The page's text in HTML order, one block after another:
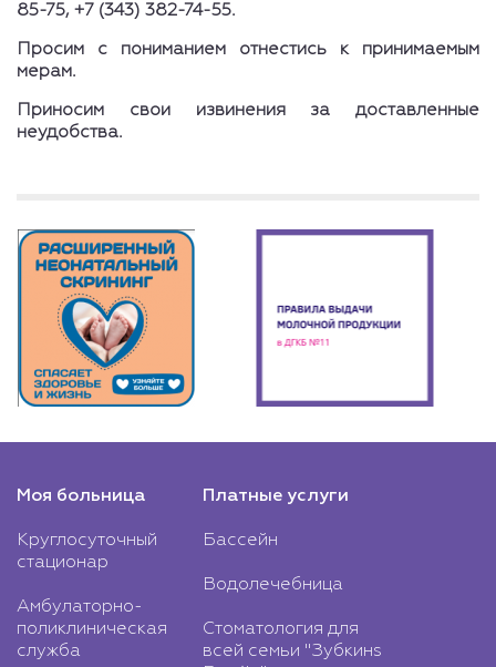
85-75, +7 (343) 382-74-55.
Просим с пониманием отнестись к принимаемым
мерам.
Приносим свои извинения за доставленные
неудобства.
Моя больница
Круглосуточный
стационар
Амбулаторно-
поликлиническая
служба
Платные услуги
Бассейн
Водолечебница
Стоматология для
всей семьи "Зубкинs